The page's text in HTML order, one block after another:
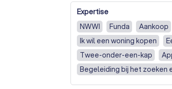
Expertise
NWWI
Funda Aankoop
Ik wil een woning kopen
Twee-onder-een-kap
Begeleiding bij het zoeken
Bod uitbrengen op een